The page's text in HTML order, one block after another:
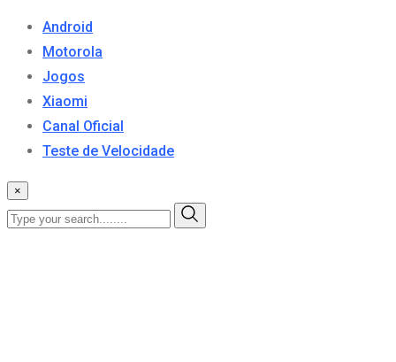
Android
Motorola
Jogos
Xiaomi
Canal Oficial
Teste de Velocidade
×